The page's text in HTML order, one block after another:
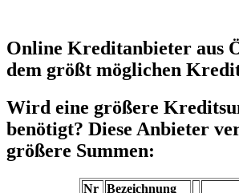
Online Kreditanbieter aus
dem größt möglichen
Wird eine größere
benötigt? Diese Anbieter
größere Summen:
Nr Bezeichnung